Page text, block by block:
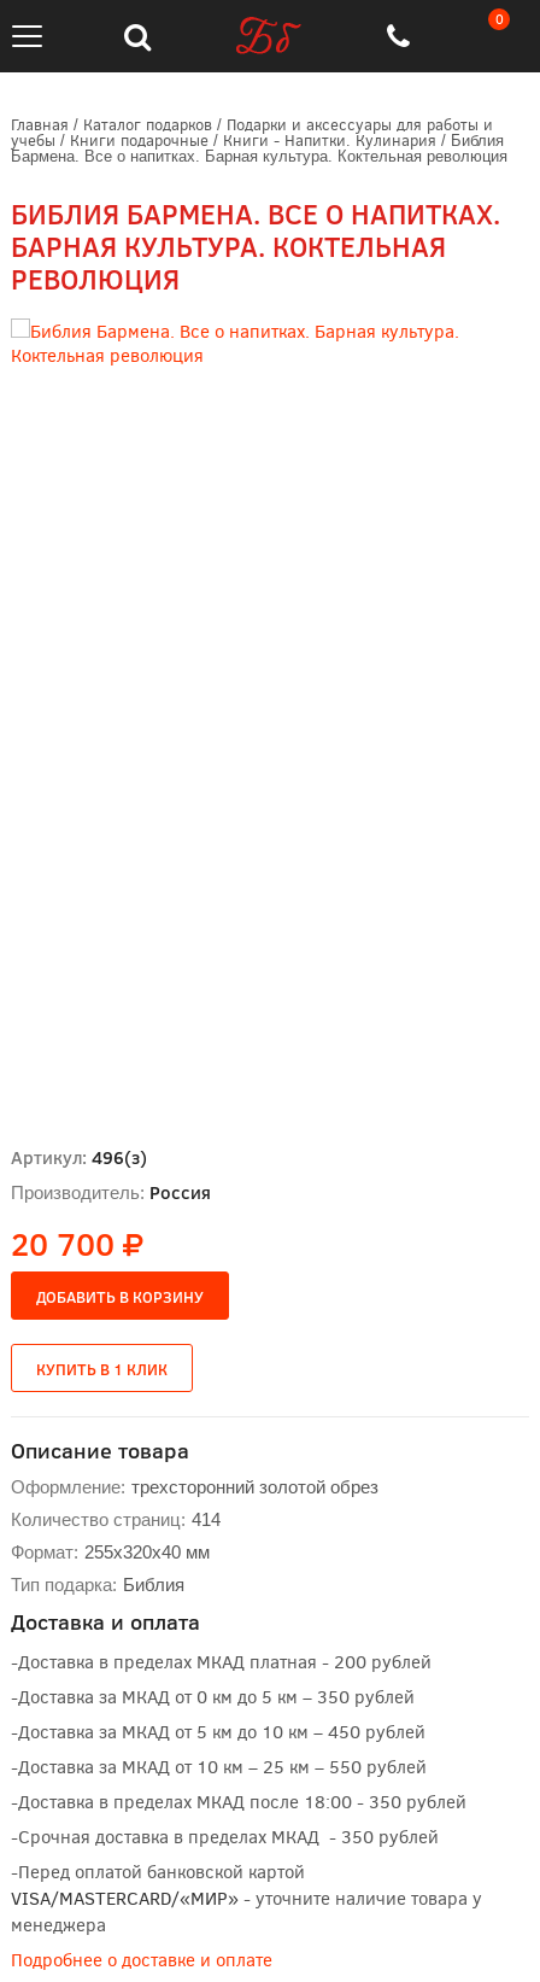
0
Главная / Каталог подарков/ Подарки и аксессуары для работы и
учебы / Книги подарочные/ Книги - Напитки. Кулинария / Библия
Бармена. Все о напитках. Барная культура. Коктельная революция
БИБЛИЯ БАРМЕНА. ВСЕ О НАПИТКАХ.
БАРНАЯ КУЛЬТУРА. КОКТЕЛЬНАЯ
РЕВОЛЮЦИЯ
Артикул: 496(з)
Производитель: Россия
20 700
Описание товара
Оформление: трехсторонний золотой обрез
Количество страниц: 414
Формат: 255х320х40 мм
Тип подарка: Библия
Доставка и оплата
-Доставка в пределах МКАД платная - 200 рублей
-Доставка за МКАД от 0 км до 5 км – 350 рублей
-Доставка за МКАД от 5 км до 10 км – 450 рублей
-Доставка за МКАД от 10 км – 25 км – 550 рублей
-Доставка в пределах МКАД после 18:00 - 350 рублей
-Срочная доставка в пределах МКАД - 350 рублей
-Перед оплатой банковской картой
VISA/MASTERCARD/«МИР»- уточните наличие товара у
менеджера
Подробнее о доставке и оплате